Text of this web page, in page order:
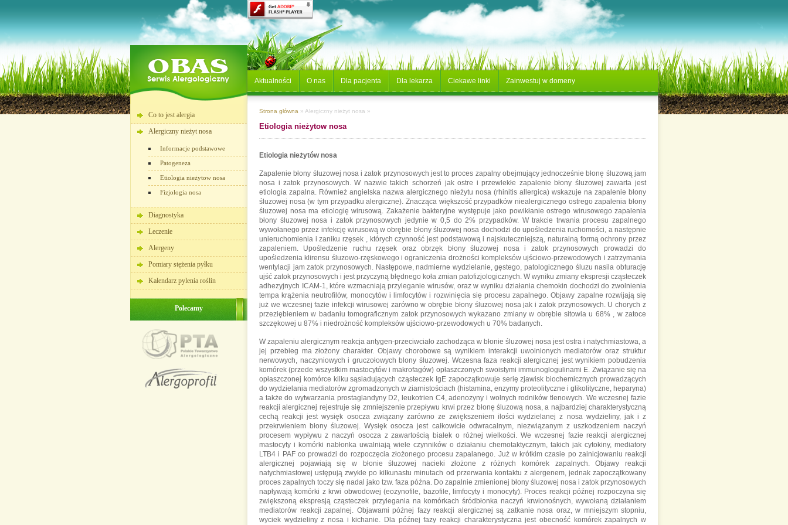
Aktualności O nas Dla pacjenta Dla lekarza Ciekawe linki Zainwestuj w domeny
Co to jest alergia
Alergiczny nieżyt nosa
Informacje podstawowe
Patogeneza
Etiologia nieżytow nosa
Fizjologia nosa
Diagnostyka
Leczenie
Alergeny
Pomiary stężenia pyłku
Kalendarz pylenia roślin
Polecamy
Strona główna » Alergiczny nieżyt nosa »
Etiologia nieżytow nosa
Etiologia nieżytów nosa
Zapalenie błony śluzowej nosa i zatok przynosowych jest to proces zapalny obejmujący jednocześnie błonę śluzową jam
nosa i zatok przynosowych. W nazwie takich schorzeń jak ostre i przewlekłe zapalenie błony śluzowej zawarta jest
etiologia zapalna. Również angielska nazwa alergicznego nieżytu nosa (rhinitis allergica) wskazuje na zapalenie błony
śluzowej nosa (w tym przypadku alergiczne). Znacząca większość przypadków niealergicznego ostrego zapalenia błony
śluzowej nosa ma etiologię wirusową. Zakażenie bakteryjne występuje jako powikłanie ostrego wirusowego zapalenia
błony śluzowej nosa i zatok przynosowych jedynie w 0,5 do 2% przypadków. W trakcie trwania procesu zapalnego
wywołanego przez infekcję wirusową w obrębie błony śluzowej nosa dochodzi do upośledzenia ruchomości, a następnie
unieruchomienia i zaniku rzęsek , których czynność jest podstawową i najskuteczniejszą, naturalną formą ochrony przez
zapaleniem. Upośledzenie ruchu rzęsek oraz obrzęk błony śluzowej nosa i zatok przynosowych prowadzi do
upośledzenia klirensu śluzowo-rzęskowego i ograniczenia drożności kompleksów ujściowo-przewodowych i zatrzymania
wentylacji jam zatok przynosowych. Następowe, nadmierne wydzielanie, gęstego, patologicznego śluzu nasila obturację
ujść zatok przynosowych i jest przyczyną błędnego koła zmian patofizjologicznych. W wyniku zmiany ekspresji cząsteczek
adhezyjnych ICAM-1, które wzmacniają przyleganie wirusów, oraz w wyniku działania chemokin dochodzi do zwolnienia
tempa krążenia neutrofilów, monocytów i limfocytów i rozwinięcia się procesu zapalnego. Objawy zapalne rozwijają się
już we wczesnej fazie infekcji wirusowej zarówno w obrębie błony śluzowej nosa jak i zatok przynosowych. U chorych z
przeziębieniem w badaniu tomograficznym zatok przynosowych wykazano zmiany w obrębie sitowia u 68% , w zatoce
szczękowej u 87% i niedrożność kompleksów ujściowo-przewodowych u 70% badanych.
W zapaleniu alergicznym reakcja antygen-przeciwciało zachodząca w błonie śluzowej nosa jest ostra i natychmiastowa, a
jej przebieg ma złożony charakter. Objawy chorobowe są wynikiem interakcji uwolnionych mediatorów oraz struktur
nerwowych, naczyniowych i gruczołowych blony śluzowej. Wczesna faza reakcji alergicznej jest wynikiem pobudzenia
komórek (przede wszystkim mastocytów i makrofagów) opłaszczonych swoistymi immunoglogulinami E. Związanie się na
opłaszczonej komórce kilku sąsiadujących cząsteczek IgE zapoczątkowuje serię zjawisk biochemicznych prowadzących
do wydzielania mediatorów zgromadzonych w ziarnistościach (histamina, enzymy proteolityczne i glikolityczne, heparyna)
a także do wytwarzania prostaglandyny D2, leukotrien C4, adenozyny i wolnych rodników tlenowych. We wczesnej fazie
reakcji alergicznej rejestruje się zmniejszenie przepływu krwi przez błonę śluzową nosa, a najbardziej charakterystyczną
cechą reakcji jest wysięk osocza związany zarówno ze zwiększeniem ilości wydzielanej z nosa wydzieliny, jak i z
przekrwieniem błony śluzowej. Wysięk osocza jest całkowicie odwracalnym, niezwiązanym z uszkodzeniem naczyń
procesem wypływu z naczyń osocza z zawartością białek o różnej wielkości. We wczesnej fazie reakcji alergicznej
mastocyty i komórki nabłonka uwalniają wiele czynników o działaniu chemotaktycznym, takich jak cytokiny, mediatory
LTB4 i PAF co prowadzi do rozpoczęcia złożonego procesu zapalanego. Już w krótkim czasie po zainicjowaniu reakcji
alergicznej pojawiają się w błonie śluzowej nacieki złożone z różnych komórek zapalnych. Objawy reakcji
natychmiastowej ustępują zwykle po kilkunastu minutach od przerwania kontaktu z alergenem, jednak zapoczątkowany
proces zapalnych toczy się nadal jako tzw. faza późna. Do zapalnie zmienionej błony śluzowej nosa i zatok przynosowych
napływają komórki z krwi obwodowej (eozynofile, bazofile, limfocyty i monocyty). Proces reakcji późnej rozpoczyna się
zwiększoną ekspresją cząsteczek przylegania na komórkach śródbłonka naczyń krwionośnych, wywołaną działaniem
mediatorów reakcji zapalnej. Objawami późnej fazy reakcji alergicznej są zatkanie nosa oraz, w mniejszym stopniu,
wyciek wydzieliny z nosa i kichanie. Dla późnej fazy reakcji charakterystyczna jest obecność komórek zapalnych w